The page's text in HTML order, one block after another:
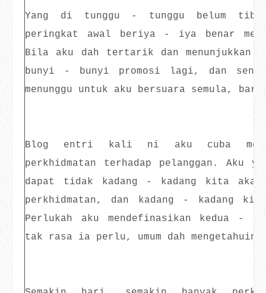
Yang di tunggu - tunggu belum tiba.
peringkat awal beriya - iya benar
Bila aku dah tertarik dan menunjukkan
bunyi - bunyi promosi lagi, dan
menunggu untuk aku bersuara semula,
Blog entri kali ni aku cuba
perkhidmatan terhadap pelanggan. Aku
dapat tidak kadang - kadang kita akan
perkhidmatan, dan kadang - kadang
Perlukah aku mendefinasikan kedua -
tak rasa ia perlu, umum dah